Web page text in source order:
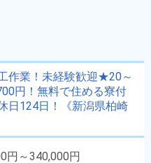
作業！未経験歓迎★20～
円！無料で住める寮付
日124日！《新潟県柏崎
円～340,000円